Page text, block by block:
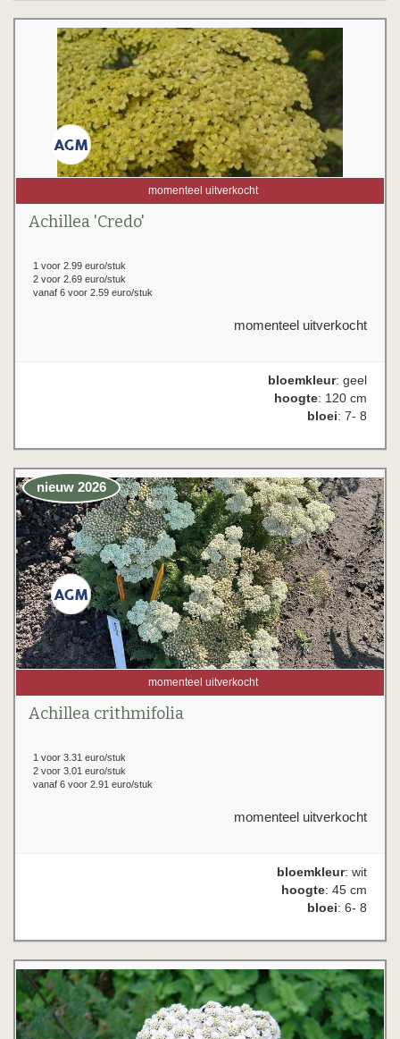
momenteel uitverkocht
Achillea 'Credo'
1 voor 2.99 euro/stuk
2 voor 2.69 euro/stuk
vanaf 6 voor 2.59 euro/stuk
momenteel uitverkocht
bloemkleur: geel
hoogte: 120 cm
bloei: 7- 8
nieuw 2026
momenteel uitverkocht
Achillea crithmifolia
1 voor 3.31 euro/stuk
2 voor 3.01 euro/stuk
vanaf 6 voor 2.91 euro/stuk
momenteel uitverkocht
bloemkleur: wit
hoogte: 45 cm
bloei: 6- 8